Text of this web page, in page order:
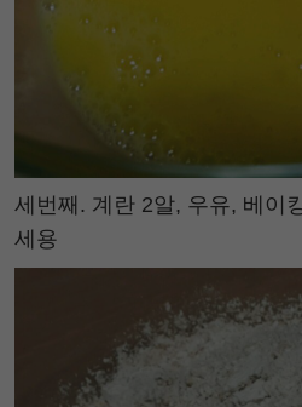
세번째. 계란 2알, 우유, 베이
세용